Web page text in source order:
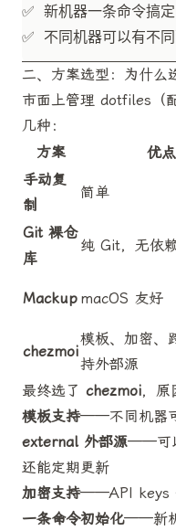
二、方案选型：为什么
市面上管理 dotfiles（
几种：
方案
优点
手动复
制
简单
Git 裸仓
库
纯 Git，无依
Mackup macOS 友好
chezmoi
模板、加密、
持外部源
最终选了 chezmoi，原
模板支持——不同机器
external 外部源——可
还能定期更新
加密支持——API keys
一条命令初始化——新